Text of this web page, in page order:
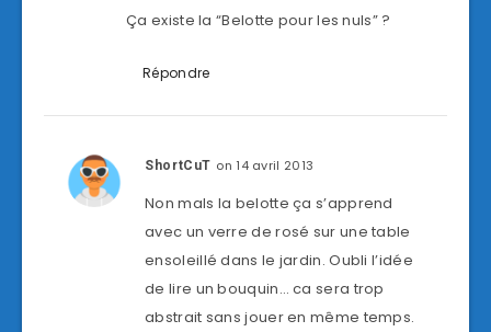
Ça existe la “Belotte pour les nuls” ?
Répondre
ShortCuT on 14 avril 2013
Non mals la belotte ça s’apprend
avec un verre de rosé sur une table
ensoleillé dans le jardin. Oubli l’idée
de lire un bouquin… ca sera trop
abstrait sans jouer en même temps.